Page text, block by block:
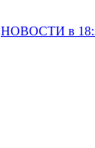
НОВОСТИ в